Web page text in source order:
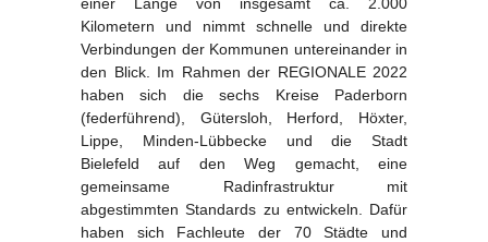
einer Länge von insgesamt ca. 2.000
Kilometern und nimmt schnelle und direkte
Verbindungen der Kommunen untereinander in
den Blick. Im Rahmen der REGIONALE 2022
haben sich die sechs Kreise Paderborn
(federführend), Gütersloh, Herford, Höxter,
Lippe, Minden-Lübbecke und die Stadt
Bielefeld auf den Weg gemacht, eine
gemeinsame Radinfrastruktur mit
abgestimmten Standards zu entwickeln. Dafür
haben sich Fachleute der 70 Städte und